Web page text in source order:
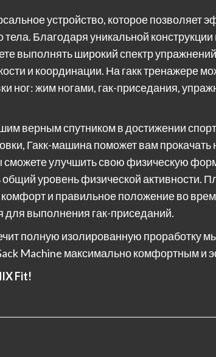
устройство, которое позволяет
Благодаря уникальной конструкции
выполнять широкий спектр
и координации. На гакк тренажере
ног: жим ногами, гак-приседания,
верным спутником в достижении
Гакк-машина поможет вам прокачать
улучшить свою физическую
уровень физической активности.
комфорт и правильное положение во
для выполнения гак-приседаний.
полную изолированную проработку
Machine максимально комфортным и
Fit!